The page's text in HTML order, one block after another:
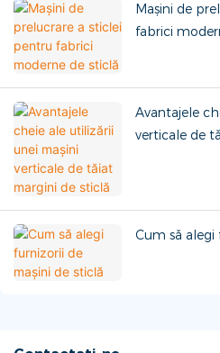
Mașini de
fabrici
Avantajele
verticale de
Cum să alegi